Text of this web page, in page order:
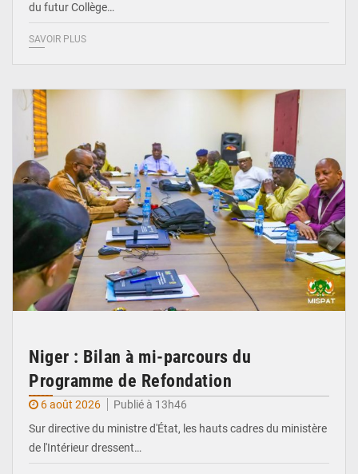
du futur Collège…
SAVOIR PLUS
Niger : Bilan à mi-parcours du
Programme de Refondation
6 août 2026
Publié à 13h46
Sur directive du ministre d'État, les hauts cadres du ministère
de l'Intérieur dressent…